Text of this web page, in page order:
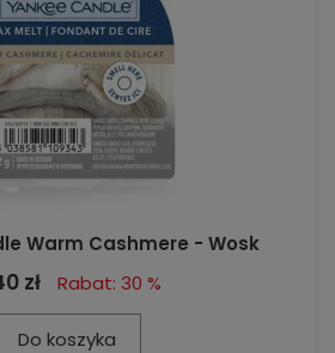
Warm Cashmere - Wosk
zł Rabat: 30 %
Do koszyka